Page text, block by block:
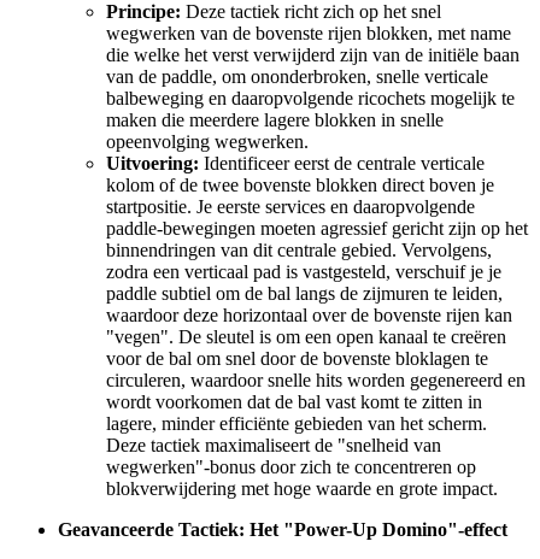
Principe: Deze tactiek richt zich op het snel
wegwerken van de bovenste rijen blokken, met name
die welke het verst verwijderd zijn van de initiële baan
van de paddle, om ononderbroken, snelle verticale
balbeweging en daaropvolgende ricochets mogelijk te
maken die meerdere lagere blokken in snelle
opeenvolging wegwerken.
Uitvoering: Identificeer eerst de centrale verticale
kolom of de twee bovenste blokken direct boven je
startpositie. Je eerste services en daaropvolgende
paddle-bewegingen moeten agressief gericht zijn op het
binnendringen van dit centrale gebied. Vervolgens,
zodra een verticaal pad is vastgesteld, verschuif je je
paddle subtiel om de bal langs de zijmuren te leiden,
waardoor deze horizontaal over de bovenste rijen kan
"vegen". De sleutel is om een open kanaal te creëren
voor de bal om snel door de bovenste bloklagen te
circuleren, waardoor snelle hits worden gegenereerd en
wordt voorkomen dat de bal vast komt te zitten in
lagere, minder efficiënte gebieden van het scherm.
Deze tactiek maximaliseert de "snelheid van
wegwerken"-bonus door zich te concentreren op
blokverwijdering met hoge waarde en grote impact.
Geavanceerde Tactiek: Het "Power-Up Domino"-effect